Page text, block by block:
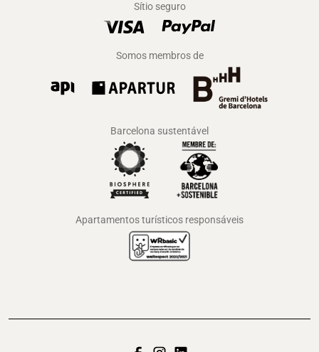
Sítio seguro
Somos membros de
Barcelona sustentável
Apartamentos turísticos responsáveis